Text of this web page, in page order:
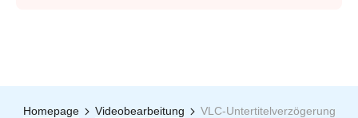
Homepage Videobearbeitung VLC-Untertitelverzögerung